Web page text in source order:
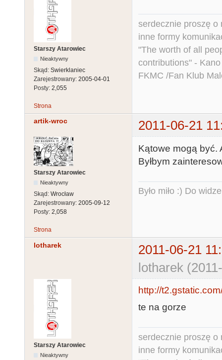
Starszy Atarowiec
Nieaktywny
Skąd: Swierklaniec
Zarejestrowany: 2005-04-01
Posty: 2,055
serdecznie proszę o
inne formy
"The worth of all
contributions" -
FKMC /Fan Klub
Strona
artik-wroc 2011-06-21
Starszy Atarowiec
Nieaktywny
Skąd: Wrocław
Zarejestrowany: 2005-09-12
Posty: 2,058
Kątowe mogą być.
Byłbym
Było miło :) Do
Strona
lotharek
2011-06-21
lotharek
Starszy Atarowiec
Nieaktywny
http://
te na gorze
serdecznie proszę o
inne formy